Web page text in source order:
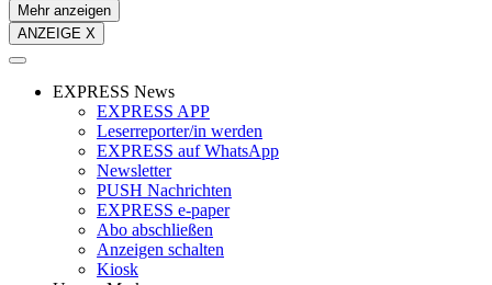
Mehr anzeigen
ANZEIGE X
EXPRESS News
EXPRESS APP
Leserreporter/in werden
EXPRESS auf WhatsApp
Newsletter
PUSH Nachrichten
EXPRESS e-paper
Abo abschließen
Anzeigen schalten
Kiosk